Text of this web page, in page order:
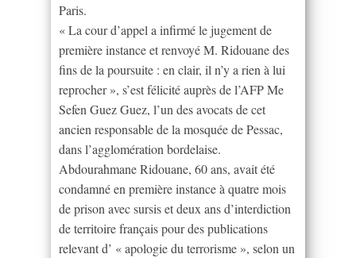
Paris.
« La cour d’appel a infirmé le jugement de
première instance et renvoyé M. Ridouane des
fins de la poursuite : en clair, il n’y a rien à lui
reprocher », s’est félicité auprès de l’AFP Me
Sefen Guez Guez, l’un des avocats de cet
ancien responsable de la mosquée de Pessac,
dans l’agglomération bordelaise.
Abdourahmane Ridouane, 60 ans, avait été
condamné en première instance à quatre mois
de prison avec sursis et deux ans d’interdiction
de territoire français pour des publications
relevant d’ « apologie du terrorisme », selon un